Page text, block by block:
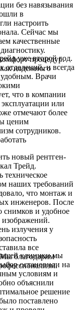
без навязывания
в
настроить
Сейчас мы
качественные
процедур.
надежного
уже второй год.
и всегда
Врачи
что в компании
или
отмечают более
ценим
сотрудников.
новый рентген-
Трейд.
техническое
наших требований
что монтаж и
инженеров. После
снимков и удобное
изображений.
излучения у
все
Мы благодарим
клиники мы
остановили на
условиям и
объяснили
решение
поставлено